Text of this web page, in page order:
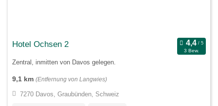
Hotel Ochsen 2
3 Bew.
Zentral, inmitten von Davos gelegen.
9,1 km (Entfernung von Langwies)
7270 Davos, Graubünden, Schweiz